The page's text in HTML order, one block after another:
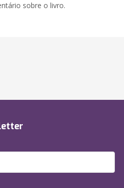
sobre o livro.